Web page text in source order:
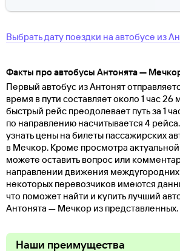
Выбрать дату поездки на автобусе из
Факты про автобусы Антонята —
Первый автобус из Антонят
время в пути составляет около 1 час 26
быстрый рейс преодолевает путь за 1
по направлению насчитывается 4
узнать цены на билеты пассажирских
в Мечкор. Кроме просмотра
можете оставить вопрос или
направлении движения междугородних
некоторых перевозчиков имеются
что поможет найти и купить лучший
Антонята — Мечкор из представленных.
Наши преимущества